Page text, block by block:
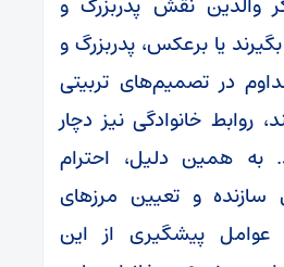
بگیرند یا برعکس، پدربزرگ و
در تصمیم‌های تربیتی
روابط خانوادگی نیز دچار
همین دلیل، احترام
سازنده و تعیین مرزهای
پیشگیری از این